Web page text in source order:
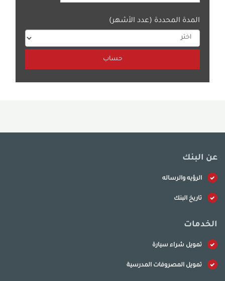
المدة المحددة (عدد الأشهر)
عن البنك
الرؤيه والرساله
تاريخ البنك
الخدمات
تمويل شراء سيارة
تمويل المصروفات المدرسية